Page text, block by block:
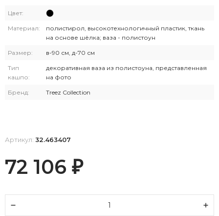
Цвет:
Материал:
полистирол, высокотехнологичный пластик, ткань
на основе шёлка; ваза - полистоун
Размер: в-90 см, д-70 см
Тип
кашпо:
декоративная ваза из полистоуна, представленная
на фото
Бренд: Treez Collection
Артикул: 32.463407
72 106 ₽